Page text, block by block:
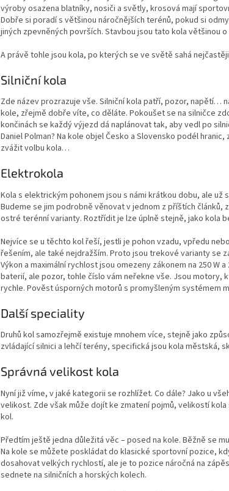
výroby osazena blatníky, nosiči a světly, krosová mají
Dobře si poradí s většinou náročnějších terénů, pokud si
jiných zpevněných površích. Stavbou jsou tato kola většinou
A právě tohle jsou kola, po kterých se ve světě sahá
Silniční kola
Zde název prozrazuje vše. Silniční kola patří, pozor, napětí…
kole, zřejmě dobře víte, co děláte. Pokoušet se na silničce
končinách se každý výjezd dá naplánovat tak, aby vedl po
Daniel Polman? Na kole objel Česko a Slovensko podél
zvážit volbu kola…
Elektrokola
Kola s elektrickým pohonem jsou s námi krátkou dobu, ale
Budeme se jim podrobně věnovat v jednom z příštích
ostré terénní varianty. Roztřídit je lze úplně stejně, jako kola
Nejvíce se u těchto kol řeší, jestli je pohon vzadu, vpředu
řešením, ale také nejdražším. Proto jsou trekové varianty se
Výkon a maximální rychlost jsou omezeny zákonem na 250
baterií, ale pozor, tohle číslo vám neřekne vše. Jsou
rychle. Pověst úsporných motorů s promyšleným systémem
Další speciality
Druhů kol samozřejmě existuje mnohem více, stejně jako
zvládající silnici a lehčí terény, specifická jsou kola městská,
Správná velikost kola
Nyní již víme, v jaké kategorii se rozhlížet. Co dále? Jako u
velikost. Zde však může dojít ke zmatení pojmů, velikostí
kol.
Předtím ještě jedna důležitá věc – posed na kole. Běžně se
Na kole se můžete poskládat do klasické sportovní pozice,
dosahovat velkých rychlostí, ale je to pozice náročná na
sednete na silničních a horských kolech.